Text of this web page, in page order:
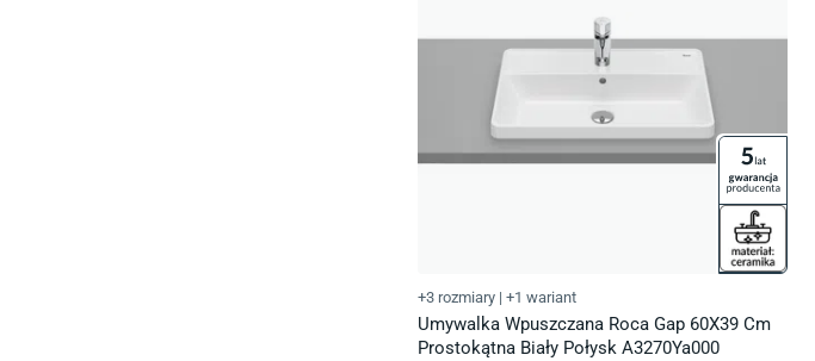
+3 rozmiary | +1 wariant
Umywalka Wpuszczana Roca Gap 60X39 Cm
Prostokątna Biały Połysk A3270Ya000